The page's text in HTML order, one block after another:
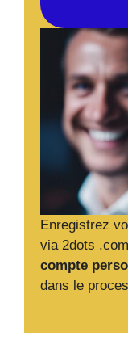
Enregistrez
via 2dots
compte
dans le